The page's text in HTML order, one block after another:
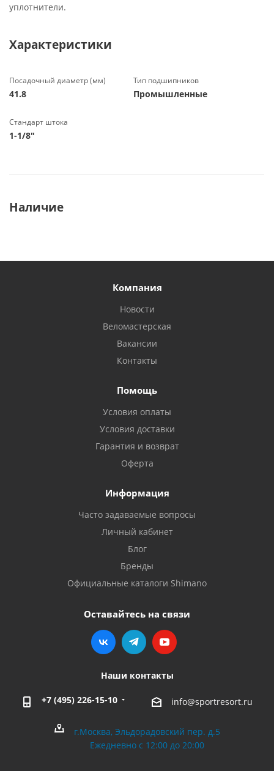
уплотнители.
Характеристики
Посадочный диаметр (мм)
41.8
Тип подшипников
Промышленные
Стандарт штока
1-1/8"
Наличие
Компания
Новости
Веломастерская
Вакансии
Контакты
Помощь
Условия оплаты
Условия доставки
Гарантия и возврат
Оферта
Информация
Часто задаваемые вопросы
Личный кабинет
Блог
Бренды
Официальные каталоги Shimano
Оставайтесь на связи
Наши контакты
+7 (495) 226-15-10 info@sportresort.ru
г.Москва, Эльдорадовский пер. д.5
Ежедневно с 12:00 до 20:00